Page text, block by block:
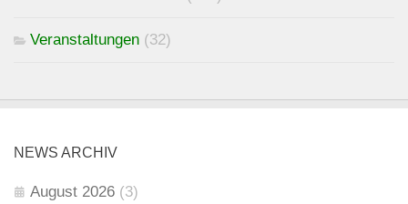
Veranstaltungen (32)
NEWS ARCHIV
August 2026 (3)